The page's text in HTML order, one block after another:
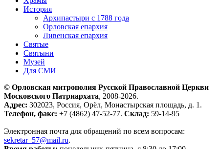
История
Архипастыри с 1788 года
Орловская епархия
Ливенская епархия
Святые
Святыни
Музей
Для СМИ
© Орловская митрополия Русской Православной Церкви
Московского Патриархата, 2008-2026.
Адрес: 302023, Россия, Орёл, Монастырская площадь, д. 1.
Телефон, факс: +7 (4862) 47-52-77. Склад: 59-14-95
Электронная почта для обращений по всем вопросам:
sekretar_57@mail.ru.